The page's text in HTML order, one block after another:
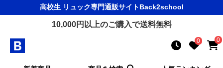
高校生 リュック専門通販サイトBack2school
10,000円以上のご購入で送料無料
0 0